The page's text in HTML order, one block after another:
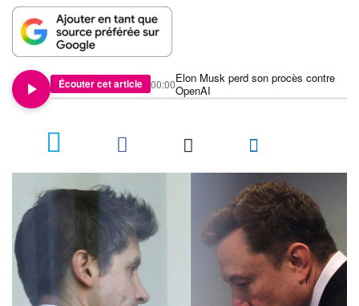
Écouter cet article
Elon Musk perd son procès contre
OpenAI
00:00